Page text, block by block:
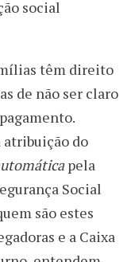
social
têm direito
de não ser claro
atribuição do
pela
Social
são estes
e a Caixa